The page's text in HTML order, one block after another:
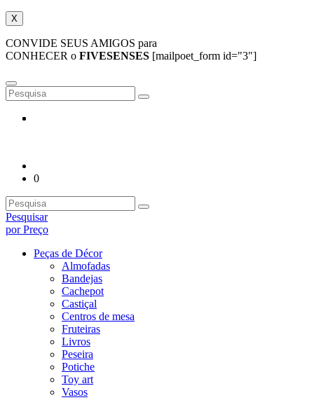
X
CONVIDE SEUS AMIGOS para
CONHECER o FIVESENSES [mailpoet_form id="3"]
0
Pesquisar
por Preço
Peças de Décor
Almofadas
Bandejas
Cachepot
Castiçal
Centros de mesa
Fruteiras
Livros
Peseira
Potiche
Toy art
Vasos